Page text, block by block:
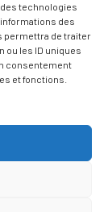
technologies
des
permettra de traiter
ou les ID uniques
consentement
et fonctions.
Dès 5 ans.
des places